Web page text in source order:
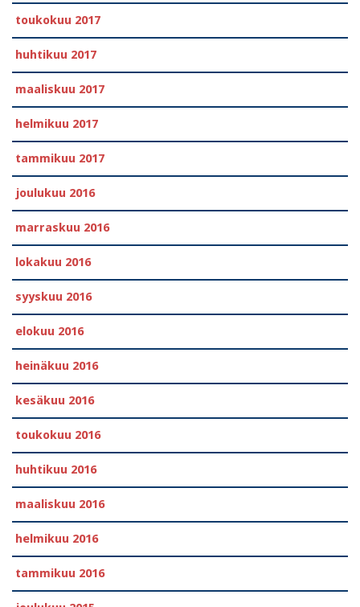
toukokuu 2017
huhtikuu 2017
maaliskuu 2017
helmikuu 2017
tammikuu 2017
joulukuu 2016
marraskuu 2016
lokakuu 2016
syyskuu 2016
elokuu 2016
heinäkuu 2016
kesäkuu 2016
toukokuu 2016
huhtikuu 2016
maaliskuu 2016
helmikuu 2016
tammikuu 2016